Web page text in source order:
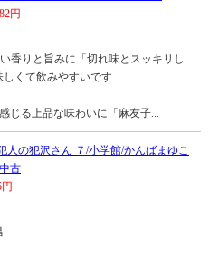
円
香りと旨みに「切れ味とスッキリし
くて飲みやすいです
じる上品な味わいに「麻友子...
人の犯沢さん ７/小学館/かんばまゆこ
古